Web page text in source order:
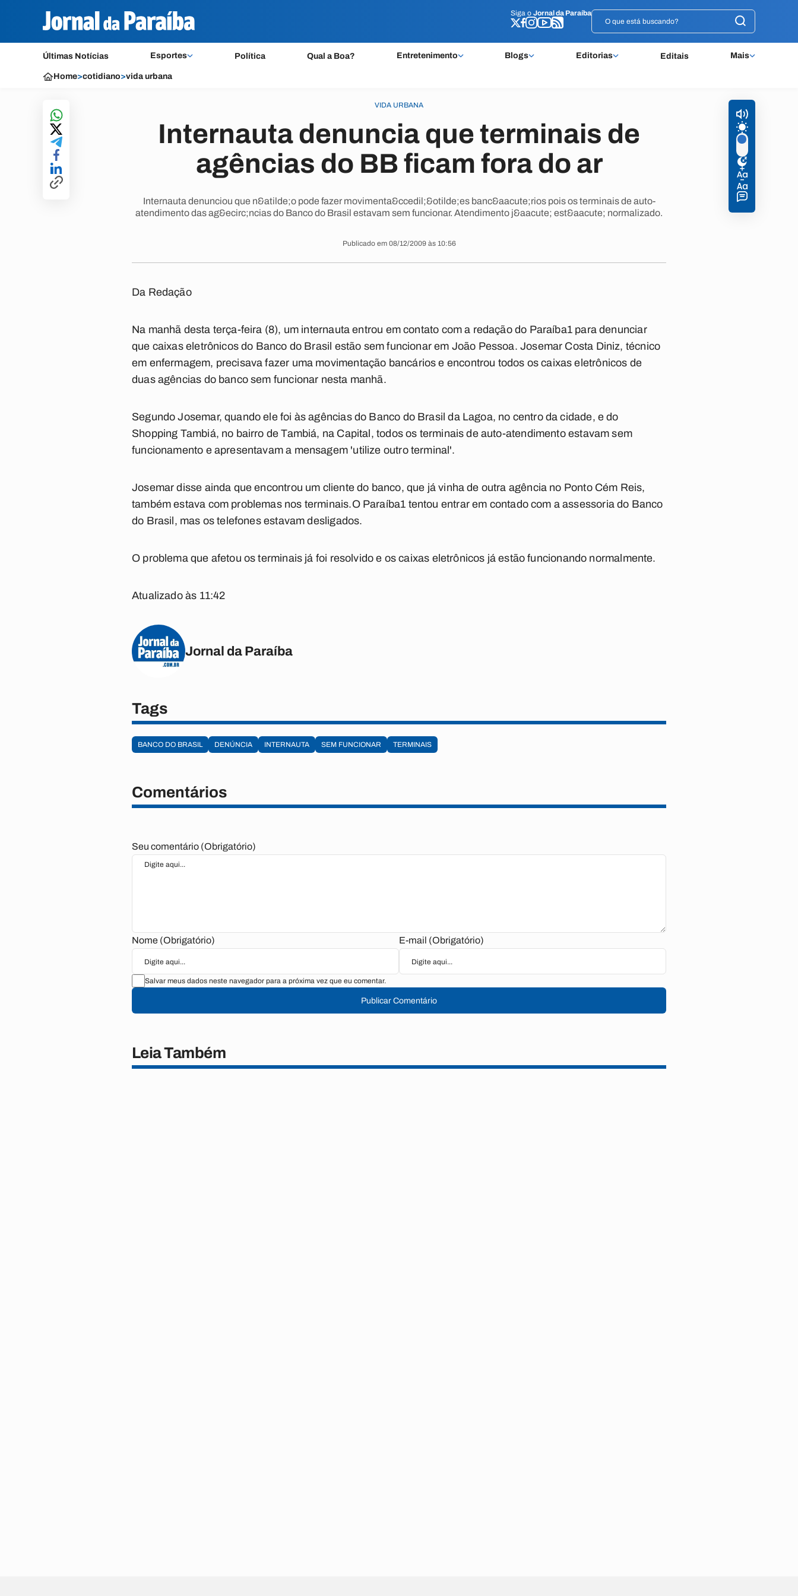
Siga o Jornal da Paraíba
Últimas Notícias Esportes Política Qual a Boa? Entretenimento Blogs Editorias Editais Mais
Siga o Jornal da Paraíba
Home>cotidiano>vida urbana
VIDA URBANA
Internauta denuncia que terminais de
agências do BB ficam fora do ar
Internauta denunciou que n&atilde;o pode fazer movimenta&ccedil;&otilde;es banc&aacute;rios pois os terminais de auto-
atendimento das ag&ecirc;ncias do Banco do Brasil estavam sem funcionar. Atendimento j&aacute; est&aacute; normalizado.
Publicado em 08/12/2009 às 10:56
Da Redação
Na manhã desta terça-feira (8), um internauta entrou em contato com a redação do Paraíba1 para denunciar
que caixas eletrônicos do Banco do Brasil estão sem funcionar em João Pessoa. Josemar Costa Diniz, técnico
em enfermagem, precisava fazer uma movimentação bancários e encontrou todos os caixas eletrônicos de
duas agências do banco sem funcionar nesta manhã.
Segundo Josemar, quando ele foi às agências do Banco do Brasil da Lagoa, no centro da cidade, e do
Shopping Tambiá, no bairro de Tambiá, na Capital, todos os terminais de auto-atendimento estavam sem
funcionamento e apresentavam a mensagem 'utilize outro terminal'.
Josemar disse ainda que encontrou um cliente do banco, que já vinha de outra agência no Ponto Cém Reis,
também estava com problemas nos terminais.O Paraíba1 tentou entrar em contado com a assessoria do Banco
do Brasil, mas os telefones estavam desligados.
O problema que afetou os terminais já foi resolvido e os caixas eletrônicos já estão funcionando normalmente.
Atualizado às 11:42
Jornal da Paraíba
Tags
BANCO DO BRASIL DENÚNCIA INTERNAUTA SEM FUNCIONAR TERMINAIS
Comentários
Seu comentário (Obrigatório)
Nome (Obrigatório) E-mail (Obrigatório)
Salvar meus dados neste navegador para a próxima vez que eu comentar.
Publicar Comentário
Leia Também